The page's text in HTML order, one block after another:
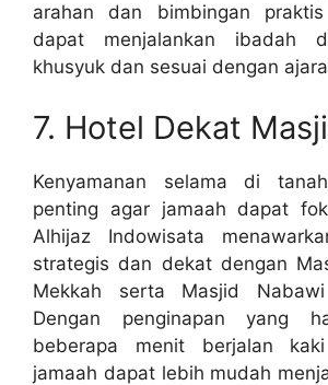
arahan dan bimbingan
dapat menjalankan ibadah
khusyuk dan sesuai dengan
7. Hotel Dekat
Kenyamanan selama di
penting agar jamaah dapat
Alhijaz Indowisata
strategis dan dekat dengan
Mekkah serta Masjid
Dengan penginapan yang
beberapa menit berjalan
jamaah dapat lebih mudah